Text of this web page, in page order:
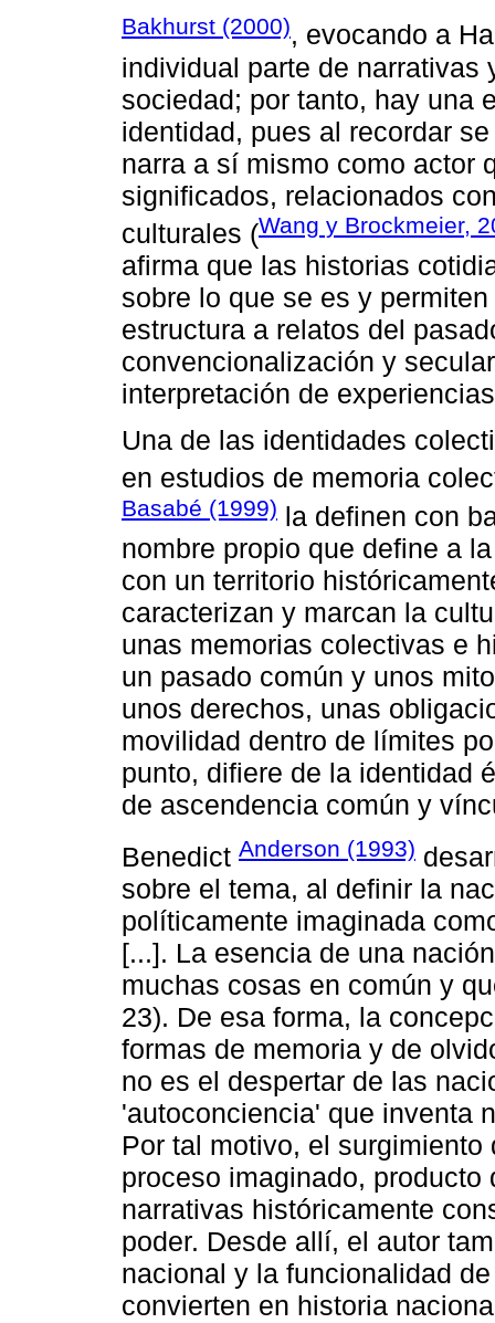
Bakhurst (2000), evocando a
individual parte de
sociedad; por tanto, hay una
identidad, pues al recordar
narra a sí mismo como actor
significados, relacionados
culturales (Wang y Brockmeier,
afirma que las historias
sobre lo que se es y
estructura a relatos del
convencionalización y
interpretación de
Una de las identidades
en estudios de memoria
Basabé (1999) la definen con
nombre propio que define a
con un territorio
caracterizan y marcan la
unas memorias colectivas e
un pasado común y unos
unos derechos, unas
movilidad dentro de límites
punto, difiere de la identidad
de ascendencia común y
Benedict Anderson (1993)
sobre el tema, al definir la
políticamente imaginada
[...]. La esencia de una
muchas cosas en común y
23). De esa forma, la
formas de memoria y de
no es el despertar de las
'autoconciencia' que inventa
Por tal motivo, el
proceso imaginado,
narrativas históricamente
poder. Desde allí, el autor
nacional y la funcionalidad
convierten en historia